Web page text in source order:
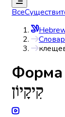
Все
Форма
קִיקָיוֹן